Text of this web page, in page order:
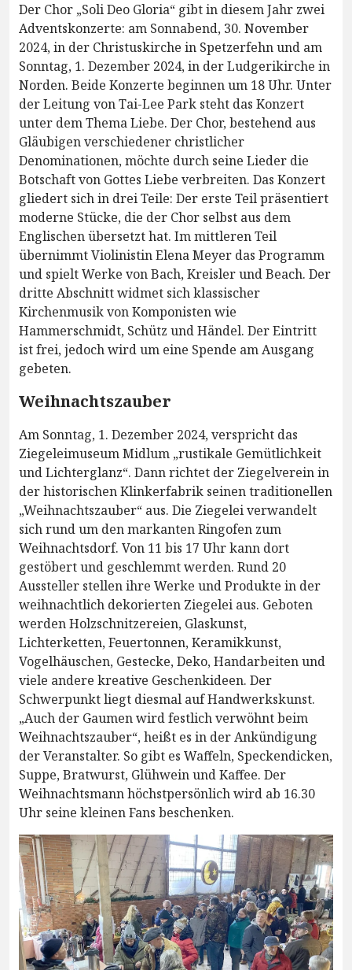
Der Chor „Soli Deo Gloria“ gibt in diesem Jahr zwei
Adventskonzerte: am Sonnabend, 30. November
2024, in der Christuskirche in Spetzerfehn und am
Sonntag, 1. Dezember 2024, in der Ludgerikirche in
Norden. Beide Konzerte beginnen um 18 Uhr. Unter
der Leitung von Tai-Lee Park steht das Konzert
unter dem Thema Liebe. Der Chor, bestehend aus
Gläubigen verschiedener christlicher
Denominationen, möchte durch seine Lieder die
Botschaft von Gottes Liebe verbreiten. Das Konzert
gliedert sich in drei Teile: Der erste Teil präsentiert
moderne Stücke, die der Chor selbst aus dem
Englischen übersetzt hat. Im mittleren Teil
übernimmt Violinistin Elena Meyer das Programm
und spielt Werke von Bach, Kreisler und Beach. Der
dritte Abschnitt widmet sich klassischer
Kirchenmusik von Komponisten wie
Hammerschmidt, Schütz und Händel. Der Eintritt
ist frei, jedoch wird um eine Spende am Ausgang
gebeten.
Weihnachtszauber
Am Sonntag, 1. Dezember 2024, verspricht das
Ziegeleimuseum Midlum „rustikale Gemütlichkeit
und Lichterglanz“. Dann richtet der Ziegelverein in
der historischen Klinkerfabrik seinen traditionellen
„Weihnachtszauber“ aus. Die Ziegelei verwandelt
sich rund um den markanten Ringofen zum
Weihnachtsdorf. Von 11 bis 17 Uhr kann dort
gestöbert und geschlemmt werden. Rund 20
Aussteller stellen ihre Werke und Produkte in der
weihnachtlich dekorierten Ziegelei aus. Geboten
werden Holzschnitzereien, Glaskunst,
Lichterketten, Feuertonnen, Keramikkunst,
Vogelhäuschen, Gestecke, Deko, Handarbeiten und
viele andere kreative Geschenkideen. Der
Schwerpunkt liegt diesmal auf Handwerkskunst.
„Auch der Gaumen wird festlich verwöhnt beim
Weihnachtszauber“, heißt es in der Ankündigung
der Veranstalter. So gibt es Waffeln, Speckendicken,
Suppe, Bratwurst, Glühwein und Kaffee. Der
Weihnachtsmann höchstpersönlich wird ab 16.30
Uhr seine kleinen Fans beschenken.